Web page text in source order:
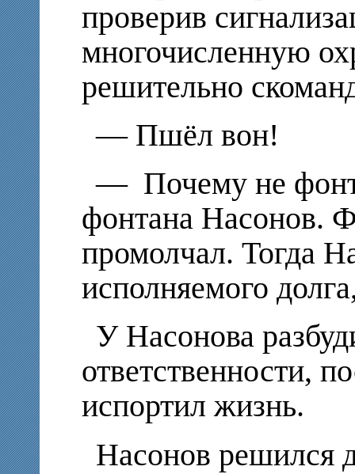
проверив
многочисленную
решительно
— Пшёл вон!
— Почему не
фонтана Насонов.
промолчал. Тогда
исполняемого
У Насонова
ответственности,
испортил жизнь.
Насонов решился